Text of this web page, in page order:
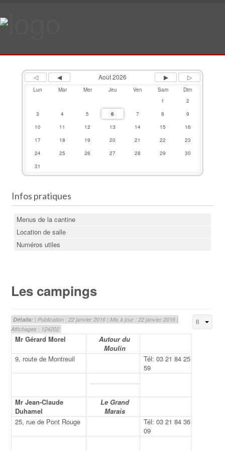
Août 2026
Lun Mar Mer Jeu Ven Sam
Dim
1
2
3
4 5 6 7 8
9
10
11 12 13 14 15
16
17
18 19 20 21 22
23
24
25 26 27 28 29
30
31
Infos pratiques
Menus de la cantine
Location de salle
Numéros utiles
Les campings
Détails: | Publication : 22 janvier 2016 | Mis à jour : 22 janvier 2016 |
Affichages : 124202
Mr Gérard Morel
Autour du
Moulin
9, route de Montreuil
Tél: 03 21 84 25
59
Mr Jean-Claude
Duhamel
Le Grand
Marais
25, rue de Pont Rouge
Tél: 03 21 84 36
09